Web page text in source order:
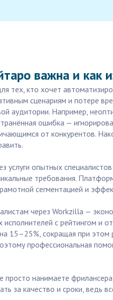
важна и как
тех, кто хочет
сценариям и потере
аудитории. Например,
ошибка —
от конкурентов.
услуги опытных
требования.
сегментацией и
через Workzilla —
исполнителей с рейтингом и
15–25%, сокращая при
профессиональная
просто нанимаете
за качество и сроки, ведь